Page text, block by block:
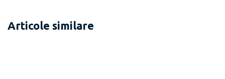
Articole similare